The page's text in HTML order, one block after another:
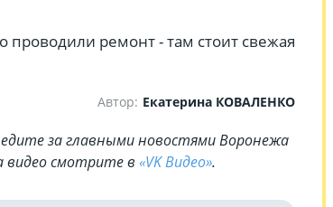
проводили ремонт - там стоит свежая
Автор: Екатерина КОВАЛЕНКО
за главными новостями Воронежа
видео смотрите в «VK Видео».